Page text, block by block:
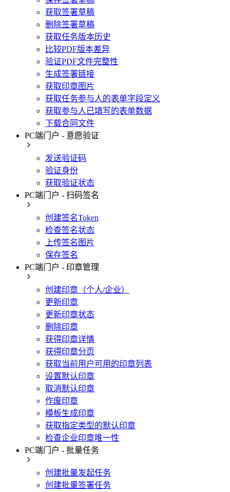
获取签署草稿
删除签署草稿
获取任务版本历史
比较PDF版本差异
验证PDF文件完整性
生成签署链接
获取印章图片
获取任务参与人的表单字段定义
获取参与人已填写的表单数据
下载合同文件
PC端门户 - 意愿验证
发送验证码
验证身份
获取验证状态
PC端门户 - 扫码签名
创建签名Token
检查签名状态
上传签名图片
保存签名
PC端门户 - 印章管理
创建印章（个人/企业）
更新印章
更新印章状态
删除印章
获得印章详情
获得印章分页
获取当前用户可用的印章列表
设置默认印章
取消默认印章
作废印章
模板生成印章
获取指定类型的默认印章
检查企业印章唯一性
PC端门户 - 批量任务
创建批量发起任务
创建批量签署任务